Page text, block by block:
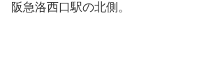
阪急洛西口駅の北側。